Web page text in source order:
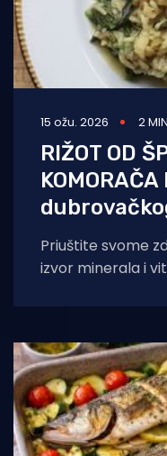
15 ožu. 2026 2
RIŽOT OD
Priuštite svome
izvor minerala i
vrijednost